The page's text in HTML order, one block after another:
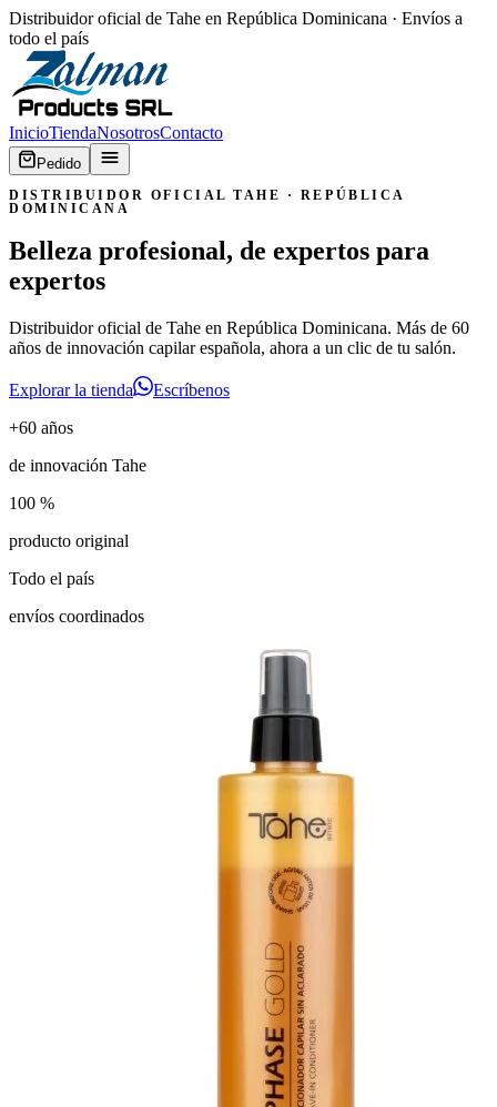
Distribuidor oficial de Tahe en República Dominicana · Envíos a
todo el país
InicioTiendaNosotrosContacto
Pedido
DISTRIBUIDOR OFICIAL TAHE · REPÚBLICA
DOMINICANA
Belleza profesional, de expertos para
expertos
Distribuidor oficial de Tahe en República Dominicana. Más de 60
años de innovación capilar española, ahora a un clic de tu salón.
Explorar la tienda
Escríbenos
+60 años
de innovación Tahe
100 %
producto original
Todo el país
envíos coordinados